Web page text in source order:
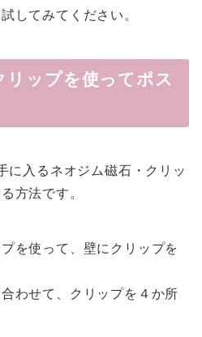
してみてください。
リップを使ってポス
に入るネオジム磁石・クリッ
方法です。
を使って、壁にクリップを
わせて、クリップを４か所